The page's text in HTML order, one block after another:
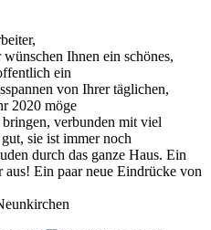
Ihnen ein schönes,
ein
von Ihrer täglichen,
2020 möge
verbunden mit viel
sie ist immer noch
durch das ganze Haus. Ein
aus! Ein paar neue Eindrücke von